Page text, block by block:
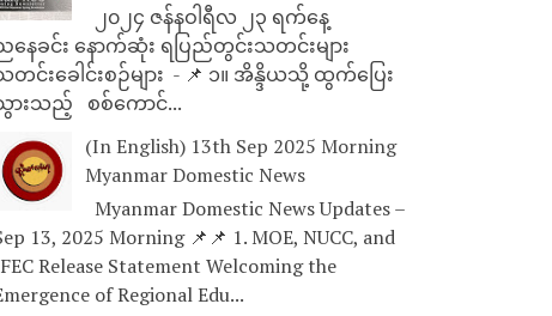
၂၀၂၄ ဇန်နဝါရီလ ၂၃ ရက်နေ့
နေခင်း နောက်ဆုံး ရပြည်တွင်းသတင်းများ
တင်းခေါင်းစဉ်များ - 📌 ၁။ အိန္ဒိယသို့ ထွက်ပြေး
ားသည့် စစ်ကောင်...
(In English) 13th Sep 2025 Morning
Myanmar Domestic News
Myanmar Domestic News Updates –
13, 2025 Morning 📌📌 1. MOE, NUCC, and
Release Statement Welcoming the
of Regional Edu...